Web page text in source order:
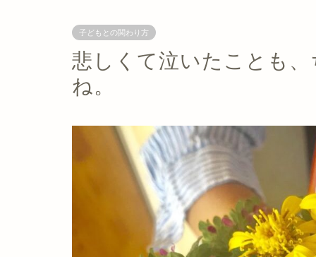
子どもとの関わり方
悲しくて泣いたことも
ね。